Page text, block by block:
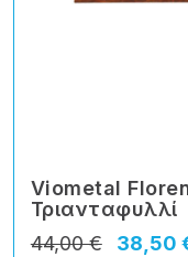
Viometal
Τριανταφυλλί
38,50
44,00 €